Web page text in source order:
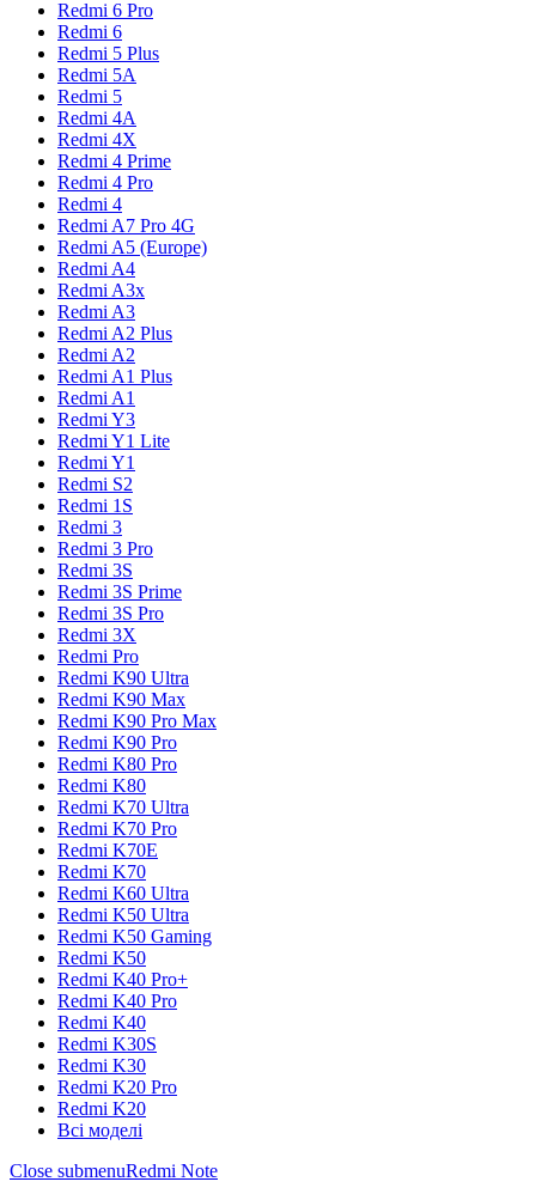
Redmi 6 Pro
Redmi 6
Redmi 5 Plus
Redmi 5A
Redmi 5
Redmi 4A
Redmi 4X
Redmi 4 Prime
Redmi 4 Pro
Redmi 4
Redmi A7 Pro 4G
Redmi A5 (Europe)
Redmi A4
Redmi A3x
Redmi A3
Redmi A2 Plus
Redmi A2
Redmi A1 Plus
Redmi A1
Redmi Y3
Redmi Y1 Lite
Redmi Y1
Redmi S2
Redmi 1S
Redmi 3
Redmi 3 Pro
Redmi 3S
Redmi 3S Prime
Redmi 3S Pro
Redmi 3X
Redmi Pro
Redmi K90 Ultra
Redmi K90 Max
Redmi K90 Pro Max
Redmi K90 Pro
Redmi K80 Pro
Redmi K80
Redmi K70 Ultra
Redmi K70 Pro
Redmi K70E
Redmi K70
Redmi K60 Ultra
Redmi K50 Ultra
Redmi K50 Gaming
Redmi K50
Redmi K40 Pro+
Redmi K40 Pro
Redmi K40
Redmi K30S
Redmi K30
Redmi K20 Pro
Redmi K20
Всі моделі
Close submenuRedmi Note